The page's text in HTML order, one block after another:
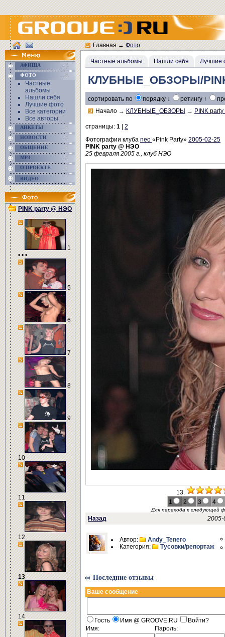
АФИША
ФОТО
Частные
альбомы
Нашли себя
Лучшие фото
Все категории
Все авторы
АНКЕТЫ
НОВОСТИ
ОБЩЕНИЕ
MP3
О ПРОЕКТЕ
ВИДЕО
PINK party @ НЭО
1
• • •
5
6
7
8
9
10
11
12
13
14
Главная→Фото
Частные альбомы Нашли себя Лучшие
КЛУБНЫЕ_ОБЗОРЫ/
сортировать по порядку ↓ ретингу ↑
Начало → КЛУБНЫЕ_ОБЗОРЫ → PINK
страницы: 1
2
Фотографии клуба neo «Pink Party» 2005-02-25
PINK party @ НЭО
25 февраля 2005 г., клуб НЭО
13.
1
2 3 4
Для перехода к следующей
Назад 2005-
Автор:
Andy_Tenero
Категория:
Тусовки/репортаж
Последние отзывы
Ваше сообщение
Гость Имя @ GROOVE.RU
Войти?
Имя:
Пароль: